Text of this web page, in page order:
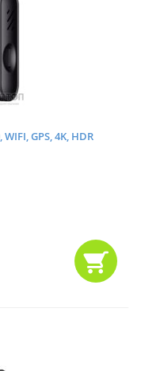
GPS, 4K, HDR